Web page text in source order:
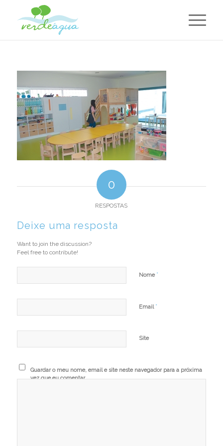
0
RESPOSTAS
Deixe uma resposta
Want to join the discussion?
Feel free to contribute!
Nome *
Email *
Site
Guardar o meu nome, email e site neste navegador para a próxima
vez que eu comentar.